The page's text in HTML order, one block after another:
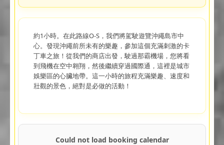
約1小時。在此路線O-S，我們將駕駛遊覽沖繩島市中
心。發現沖繩前所未有的樂趣，參加這個充滿刺激的卡
丁車之旅！從我們的商店出發，駛過那霸機場，您將看
到飛機在空中翱翔，然後繼續穿過國際通，這裡是城市
娛樂區的心臟地帶。這一小時的旅程充滿樂趣、速度和
壯觀的景色，絕對是必做的活動！
Could not load booking calendar